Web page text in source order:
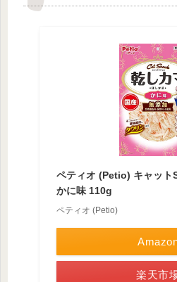
ペティオ (Petio) キャット
かに味 110g
ペティオ (Petio)
楽天市